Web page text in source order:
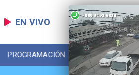
EN VIVO
PROGRAMACIÓN LOCAL